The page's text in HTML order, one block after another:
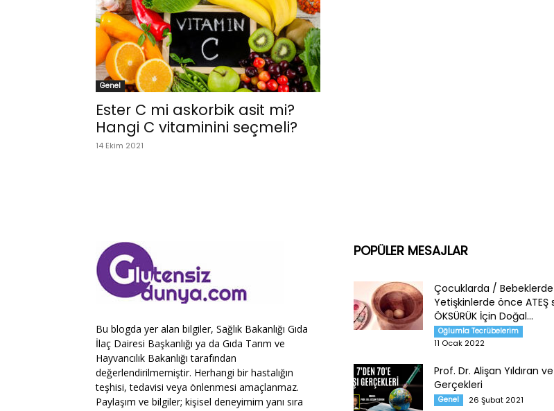
Genel
Ester C mi askorbik asit mi?
Hangi C vitaminini seçmeli?
14 Ekim 2021
Bu blogda yer alan bilgiler, Sağlık Bakanlığı Gıda
İlaç Dairesi Başkanlığı ya da Gıda Tarım ve
Hayvancılık Bakanlığı tarafından
değerlendirilmemiştir. Herhangi bir hastalığın
teşhisi, tedavisi veya önlenmesi amaçlanmaz.
Paylaşım ve bilgiler; kişisel deneyimim yanı sıra
POPÜLER MESAJLAR
Çocuklarda /
Yetişkinlerde önce ATEŞ
ÖKSÜRÜK İçin Doğal...
Oğlumla Tecrübelerim
11 Ocak 2022
Prof. Dr. Alişan Yıldıran ve
Gerçekleri
Genel 26 Şubat 2021